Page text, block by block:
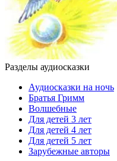
Разделы аудиосказки
Аудиосказки на ночь
Братья Гримм
Волшебные
Для детей 3 лет
Для детей 4 лет
Для детей 5 лет
Зарубежные авторы